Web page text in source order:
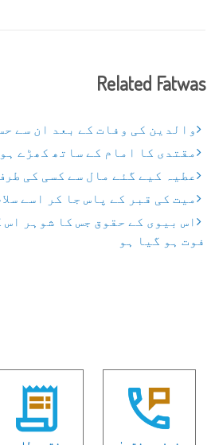
Related Fatwas
والدین کی وفات کے بعد ان سے
مقتدی کا امام کے ساتھ کھڑے
عطیہ کیے گئے مال سے کسی کی
میت کی قبر کے پاس جا کر اسے
اس بیوی کے حقوق جس کا شوہر
فوت ہو گیا ہو